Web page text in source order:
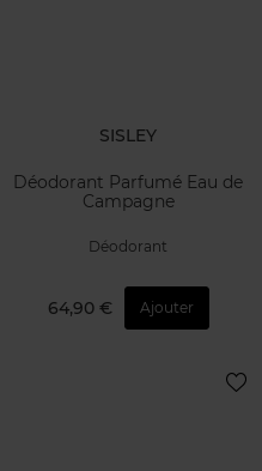
SISLEY
Déodorant Parfumé Eau de
Campagne
Déodorant
64,90 € Ajouter